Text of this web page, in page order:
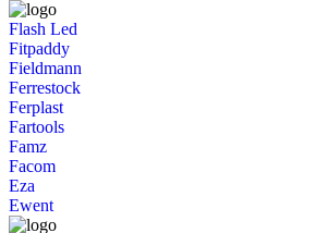
Flash Led
Fitpaddy
Fieldmann
Ferrestock
Ferplast
Fartools
Famz
Facom
Eza
Ewent